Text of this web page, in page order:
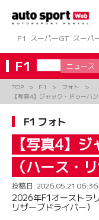
ツ
へ
ス
キ
プ
F1 スーパーGT スーパ
F1 ニュース
TOP F1
フォト
【写真4】ジャック・ドゥーハ
F1 フォト
【写真4】
（ハース・
投稿日: 2026.05.21 06:36
2026年F1オーストラ
リザーブドライバー）